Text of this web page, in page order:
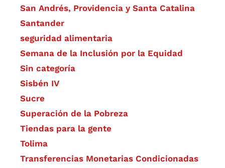
San Andrés, Providencia y Santa Catalina
Santander
seguridad alimentaria
Semana de la Inclusión por la Equidad
Sin categoría
Sisbén IV
Sucre
Superación de la Pobreza
Tiendas para la gente
Tolima
Transferencias Monetarias Condicionadas